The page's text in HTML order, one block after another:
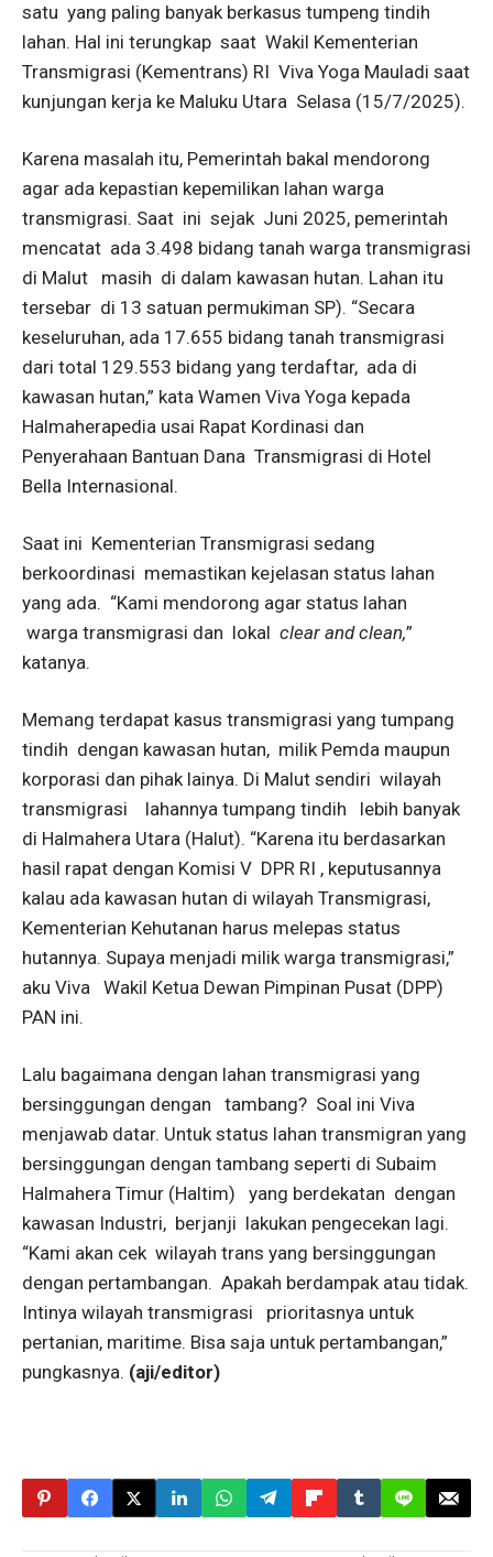
satu yang paling banyak berkasus tumpeng tindih
lahan. Hal ini terungkap saat Wakil Kementerian
Transmigrasi (Kementrans) RI Viva Yoga Mauladi saat
kunjungan kerja ke Maluku Utara Selasa (15/7/2025).
Karena masalah itu, Pemerintah bakal mendorong
agar ada kepastian kepemilikan lahan warga
transmigrasi. Saat ini sejak Juni 2025, pemerintah
mencatat ada 3.498 bidang tanah warga transmigrasi
di Malut masih di dalam kawasan hutan. Lahan itu
tersebar di 13 satuan permukiman SP). “Secara
keseluruhan, ada 17.655 bidang tanah transmigrasi
dari total 129.553 bidang yang terdaftar, ada di
kawasan hutan,” kata Wamen Viva Yoga kepada
Halmaherapedia usai Rapat Kordinasi dan
Penyerahaan Bantuan Dana Transmigrasi di Hotel
Bella Internasional.
Saat ini Kementerian Transmigrasi sedang
berkoordinasi memastikan kejelasan status lahan
yang ada. “Kami mendorong agar status lahan
warga transmigrasi dan lokal clear and clean,”
katanya.
Memang terdapat kasus transmigrasi yang tumpang
tindih dengan kawasan hutan, milik Pemda maupun
korporasi dan pihak lainya. Di Malut sendiri wilayah
transmigrasi lahannya tumpang tindih lebih banyak
di Halmahera Utara (Halut). “Karena itu berdasarkan
hasil rapat dengan Komisi V DPR RI , keputusannya
kalau ada kawasan hutan di wilayah Transmigrasi,
Kementerian Kehutanan harus melepas status
hutannya. Supaya menjadi milik warga transmigrasi,”
aku Viva Wakil Ketua Dewan Pimpinan Pusat (DPP)
PAN ini.
Lalu bagaimana dengan lahan transmigrasi yang
bersinggungan dengan tambang? Soal ini Viva
menjawab datar. Untuk status lahan transmigran yang
bersinggungan dengan tambang seperti di Subaim
Halmahera Timur (Haltim) yang berdekatan dengan
kawasan Industri, berjanji lakukan pengecekan lagi.
“Kami akan cek wilayah trans yang bersinggungan
dengan pertambangan. Apakah berdampak atau tidak.
Intinya wilayah transmigrasi prioritasnya untuk
pertanian, maritime. Bisa saja untuk pertambangan,”
pungkasnya. (aji/editor)